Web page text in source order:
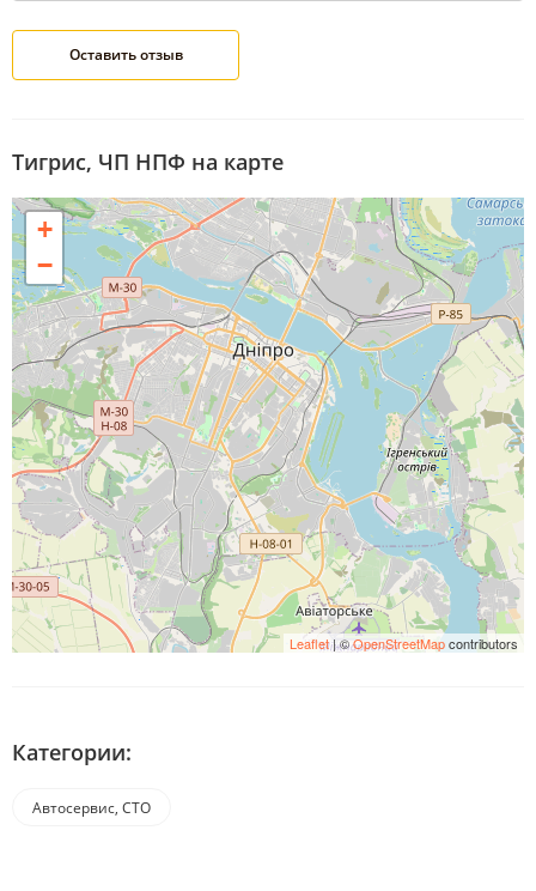
Тигрис, ЧП НПФ на карте
+
−
Leaflet| ©OpenStreetMapcontributors
Категории:
Автосервис, СТО